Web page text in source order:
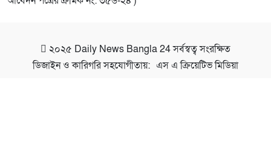
২০২৫ Daily News Bangla 24সর্বস্বত্ব সংরক্ষিত
ডিজাইন ও কারিগরি সহযোগীতায়: এস এ ক্রিয়েটিভ মিডিয়া